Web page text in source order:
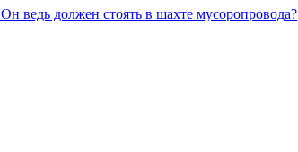
ведь должен стоять в шахте мусоропровода?